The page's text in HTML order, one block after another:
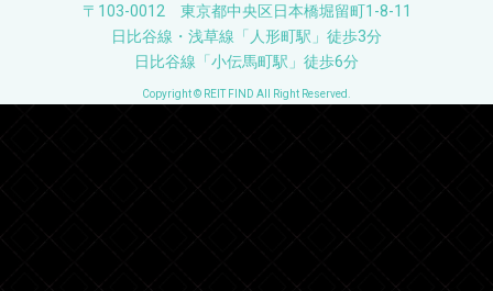
〒103-0012 東京都中央区日本橋堀留町1-8-11
日比谷線・浅草線「人形町駅」徒歩3分
日比谷線「小伝馬町駅」徒歩6分
Copyright © REIT FIND All Right Reserved.